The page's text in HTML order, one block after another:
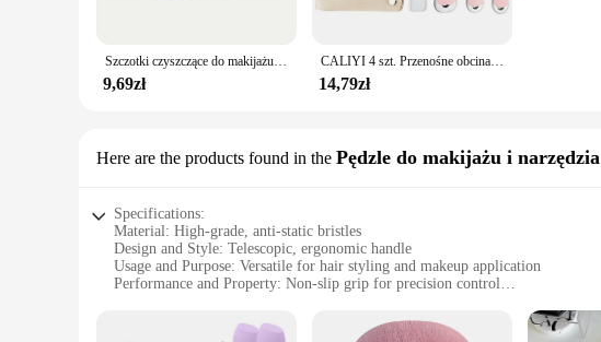
Szczotki czyszczące do makijażu CALIYI gąbka do czyszczenia na sucho pędzle do makijażu szczotki czyszczące do usuwania różu cieni do powiek podczas podróży na zewnątrz
9,69zł
CALIYI 4 szt. Przenośne obcinacz do paznokci pilnik do paznokci paznokieć obcinacz do paznokci odporne na zachlapania nożyczki do paznokci Nail Art narzędzie do Manicure
14,79zł
Here are the products found in the Pędzle do makijażu i narzędzia
Specifications:
Material: High-grade, anti-static bristles
Design and Style: Telescopic, ergonomic handle
Usage and Purpose: Versatile for hair styling and makeup application
Performance and Property: Non-slip grip for precision control
Parts and Accessories: Includes a detachable brush head for easy cleaning